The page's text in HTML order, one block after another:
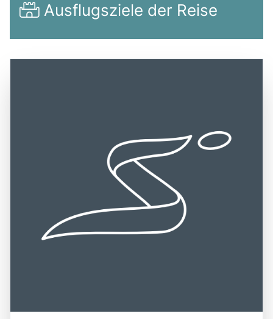
Ausflugsziele der Reise